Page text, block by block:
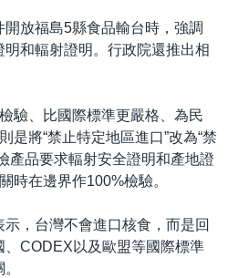
放福島5縣食品輸台時，強調
和輻射證明。行政院還推出相
驗、比國際標準更嚴格、為民
是將“禁止特定地區進口”改為“禁
產品要求輻射安全證明和產地證
時在邊界作100%檢驗。
，台灣不會進口核食，而是回
CODEX以及歐盟等國際標準